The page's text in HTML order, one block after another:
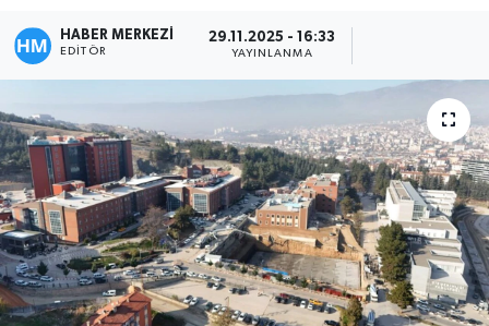
HABER MERKEZİ
EDITÖR
29.11.2025 - 16:33
YAYINLANMA